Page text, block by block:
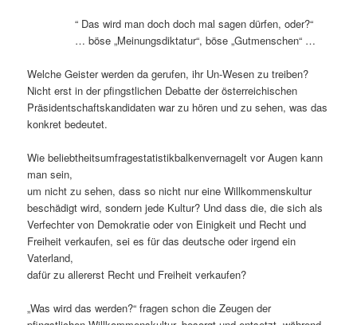
“ Das wird man doch doch mal sagen dürfen, oder?“
… böse „Meinungsdiktatur“, böse „Gutmenschen“ …
Welche Geister werden da gerufen, ihr Un-Wesen zu treiben?
Nicht erst in der pfingstlichen Debatte der österreichischen
Präsidentschaftskandidaten war zu hören und zu sehen, was das
konkret bedeutet.
Wie beliebtheitsumfragestatistikbalkenvernagelt vor Augen kann
man sein,
um nicht zu sehen, dass so nicht nur eine Willkommenskultur
beschädigt wird, sondern jede Kultur? Und dass die, die sich als
Verfechter von Demokratie oder von Einigkeit und Recht und
Freiheit verkaufen, sei es für das deutsche oder irgend ein
Vaterland,
dafür zu allererst Recht und Freiheit verkaufen?
„Was wird das werden?“ fragen schon die Zeugen der